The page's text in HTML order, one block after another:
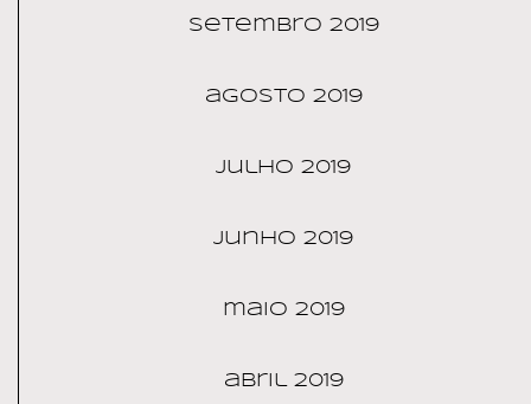
setembro 2019
agosto 2019
julho 2019
junho 2019
maio 2019
abril 2019